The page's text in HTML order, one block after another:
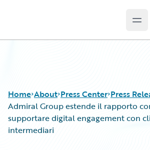
Home About Press Center Press
Admiral Group estende il rapporto
supportare digital engagement con
intermediari